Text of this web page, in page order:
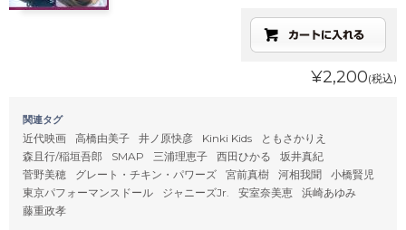
¥2,200(税込)
関連タグ
近代映画 高橋由美子 井ノ原快彦 Kinki Kids
ともさかりえ
森且行/稲垣吾郎
SMAP 三浦理恵子 西田ひかる
坂井真紀
菅野美穂
グレート・チキン・パワーズ 宮前真樹 河相我聞
小橋賢児
東京パフォーマンスドール
ジャニーズJr. 安室奈美恵
浜崎あゆみ
藤重政孝